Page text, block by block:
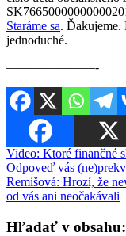
Staráme sa. Ďakujeme.
jednoduché.
———————-
Navigácia
v
článku
Video: Ktoré finančné
Odpoveď vás
Remišová: Hrozí, že
od vás ani neočakávali
Hľadať v obsahu: